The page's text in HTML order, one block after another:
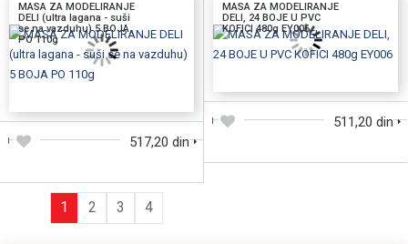
MASA ZA MODELIRANJE
DELI (ultra lagana - suši
se na vazduhu) 5 BOJA
PO 110g
517,20 din
MASA ZA MODELIRANJE
DELI, 24 BOJE U PVC
KOFICI 480g EY006
511,20 din
1 2 3 4